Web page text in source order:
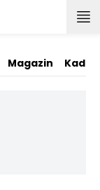
Magazin Kadın